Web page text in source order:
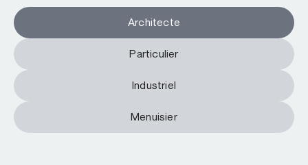
Architecte
Particulier
Industriel
Menuisier